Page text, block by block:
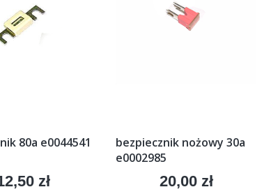
80a e0044541
zł
bezpiecznik nożowy 30a
e0002985
Cena
20,00 zł